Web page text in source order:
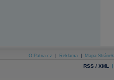
O Patria.cz Reklama Mapa Stránek
RSS / XML |